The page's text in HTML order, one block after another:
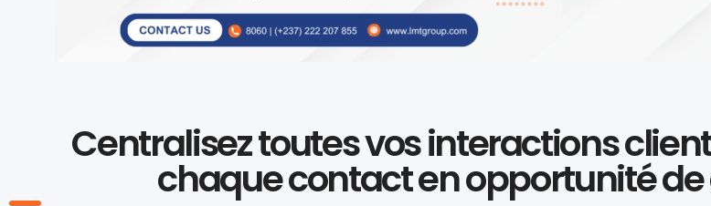
Centralisez toutes vos interactions
chaque contact en opportunité